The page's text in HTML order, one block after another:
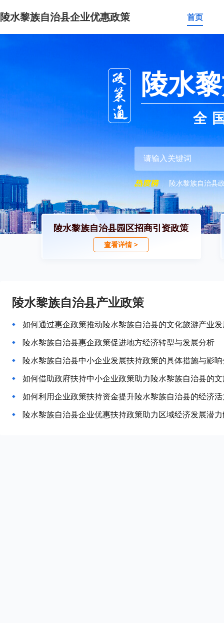
陵水黎族自治县企业优惠政策 首页
陵水
全
陵水黎族自治县
陵水黎族自治县园区招商引资政策
查看详情 >
陵水黎族自治县产业政策
如何通过惠企政策推动陵水黎族自治县的文化旅游产业
陵水黎族自治县惠企政策促进地方经济转型与发展分析
陵水黎族自治县中小企业发展扶持政策的具体措施与影
如何借助政府扶持中小企业政策助力陵水黎族自治县的
如何利用企业政策扶持资金提升陵水黎族自治县的经济
陵水黎族自治县企业优惠扶持政策助力区域经济发展潜